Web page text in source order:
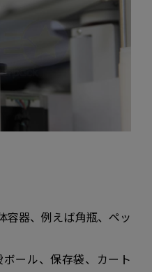
容器、例えば角瓶、ペッ
ール、保存袋、カート